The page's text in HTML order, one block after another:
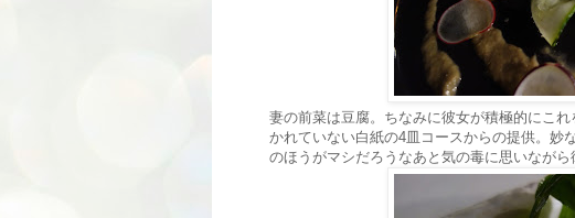
妻の前菜は豆腐。ちなみに彼女が積極的にこ
かれていない白紙の4皿コースからの提供。妙
のほうがマシだろうなあと気の毒に思いながら